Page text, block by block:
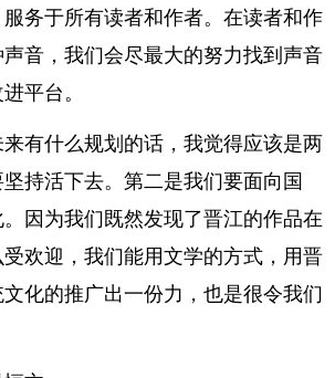
务于所有读者和作者。在读者和作
音，我们会尽最大的努力找到声音
平台。
什么规划的话，我觉得应该是两
持活下去。第二是我们要面向国
因为我们既然发现了晋江的作品在
欢迎，我们能用文学的方式，用晋
化的推广出一份力，也是很令我们